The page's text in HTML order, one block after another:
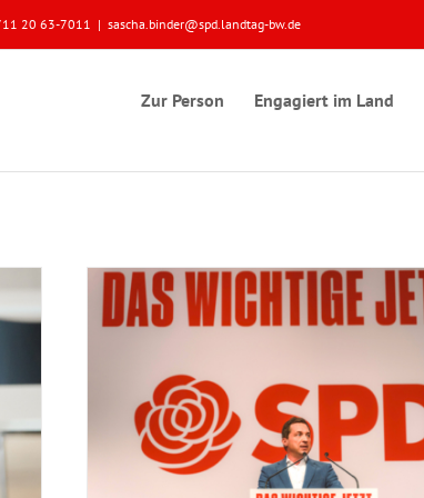
20 63-7011 | sascha.binder@spd.landtag-bw.de
Zur Person Engagiert im Land
Land